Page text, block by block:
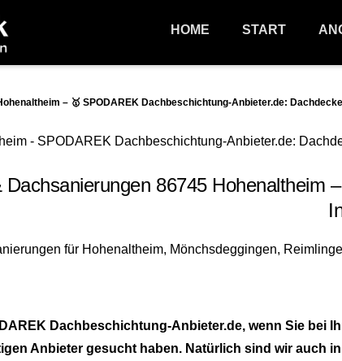
HOME START
– 🥇 SPODAREK Dachbeschichtung-Anbieter.de:
Dachsanierungen 86745
Dachbeschichtung-Anbieter.de, wenn Sie
Anbieter gesucht haben. Natürlich sind wir auch